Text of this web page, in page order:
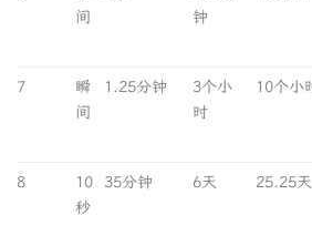
间
钟
7
瞬
间
1.25分钟
3个小
时
10个小
8
10
秒
35分钟 6天 25.25天